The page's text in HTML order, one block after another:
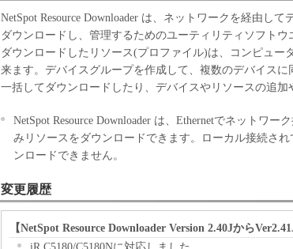
付随的な損害を含むがこれらに限定されない
す。）について、適用法で認められる限り、
のとします。たとえ、キヤノン、キヤノンの
会社、それらの販売代理店または販売店がか
て知らされていた場合でも同様です。
理店または販売店のいずれも、「本ソフトウ
トウェア」の使用に起因または関連してお客
たいかなる紛争についても、一切責任を負わ
お客様は、日本国政府または関連する外国政府より
なしに、「本ソフトウェア」の全部または一部を、
てはなりません。
契約期間
NetSpot Resource Downloader は、ネットワークを経由し
ダウンロードし、管理するためのユーティリティソフトウ
ダウンロードしたリソース(プロファイル)は、コンピュー
来ます。デバイスグループを作成して、複数のデバイスに
一括してダウンロードしたり、デバイスやリソースの追加
NetSpot Resource Downloader は、Ethernetでネットワー
みリソースをダウンロードできます。ローカル接続さ
ンロードできません。
変更履歴
【NetSpot Resource Downloader Version 2.40Jから
iR C5180/C5180Nに対応しました。